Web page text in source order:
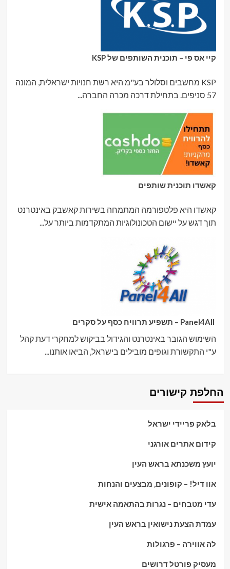
קיי אס פי – תוכנית השותפים של KSP
KSP מחשבים וסלולר בע"מ היא רשת חנויות ישראלית, המונה
57 סניפים. בתחילת דרכה מכרה החברה...
קאשדו תוכנית שותפים
קאשדו היא פלטפורמה המתמחה בשירות קאשבק באינטרנט
תוך דגש על יישום הטכונולוגיות המתקדמות ביותר על...
השימוש הגובר באינטרנט והגידול בביקוש למחקרי דעת קהל
ע"י התקשורת וגופים מובילים בישראל, הביאו אותנו...
החלפת קישורים
בלאק פריידי ישראל
קידום אתרים אורגני
יועץ משכנתא בראש העין
אוו דיל! – קופונים, מבצעים והנחות
עדי מטבחים – נגרות בהתאמה אישית
עמדת הצעת נישואין בראש העין
לה אווירה – פרגולות
מעסיק פורטל דרושים